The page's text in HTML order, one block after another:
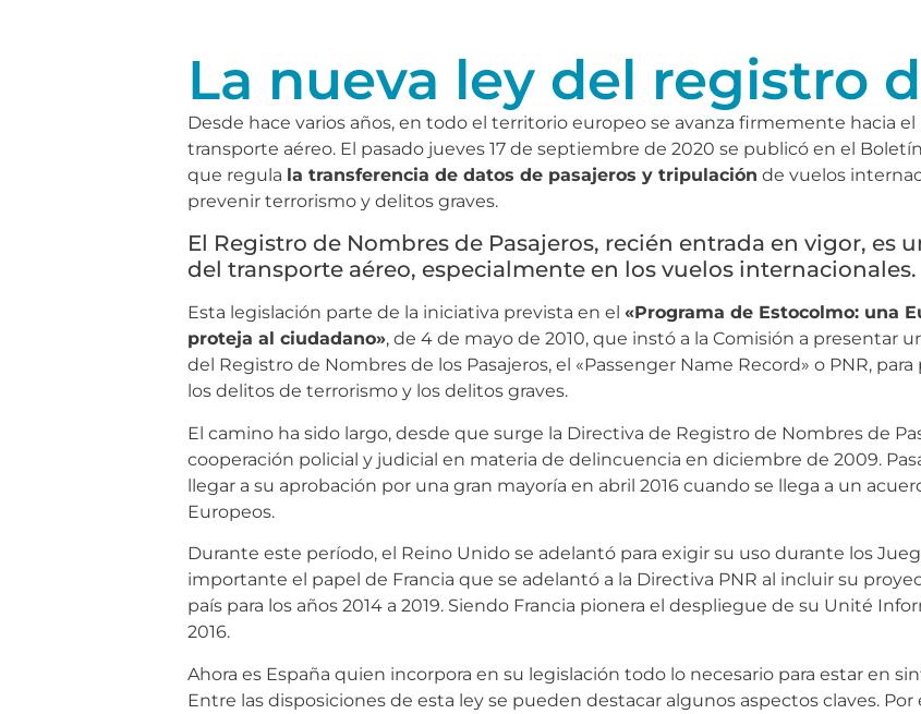
La nueva ley del registro
Desde hace varios años, en todo el territorio europeo se avanza firmemente hacia
transporte aéreo. El pasado jueves 17 de septiembre de 2020 se publicó en el
que regula la transferencia de datos de pasajeros y tripulación de vuelos
prevenir terrorismo y delitos graves.
El Registro de Nombres de Pasajeros, recién entrada en vigor, es
del transporte aéreo, especialmente en los vuelos internacionales.
Esta legislación parte de la iniciativa prevista en el «Programa de Estocolmo: una
proteja al ciudadano», de 4 de mayo de 2010, que instó a la Comisión a presentar
del Registro de Nombres de los Pasajeros, el «Passenger Name Record» o PNR,
los delitos de terrorismo y los delitos graves.
El camino ha sido largo, desde que surge la Directiva de Registro de Nombres de
cooperación policial y judicial en materia de delincuencia en diciembre de 2009.
llegar a su aprobación por una gran mayoría en abril 2016 cuando se llega a un
Europeos.
Durante este período, el Reino Unido se adelantó para exigir su uso durante los
importante el papel de Francia que se adelantó a la Directiva PNR al incluir su
país para los años 2014 a 2019. Siendo Francia pionera el despliegue de su Unité
2016.
Ahora es España quien incorpora en su legislación todo lo necesario para estar en
Entre las disposiciones de esta ley se pueden destacar algunos aspectos claves. Por